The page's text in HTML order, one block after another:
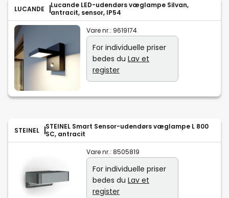
LUCANDE
Lucande LED-udendørs væglampe Silvan,
antracit, sensor, IP54
Vare nr.: 9619174
For individuelle priser
bedes du Lav et
register
STEINEL
STEINEL Smart Sensor-udendørs væglampe L 800
SC, antracit
Vare nr.: 8505819
For individuelle priser
bedes du Lav et
register